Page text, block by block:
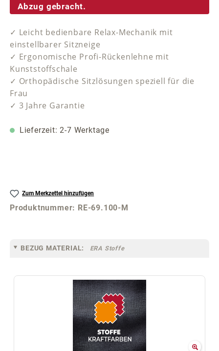
Abzug gebracht.
✓ Leicht bedienbare Relax-Mechanik mit
einstellbarer Sitzneige
✓ Ergonomische Profi-Rückenlehne mit
Kunststoffschale
✓ Orthopädische Sitzlösungen speziell für die
Frau
✓ 3 Jahre Garantie
Lieferzeit: 2-7 Werktage
Zum Merkzettel hinzufügen
Produktnummer: RE-69.100-M
BEZUG MATERIAL: ERA Stoffe